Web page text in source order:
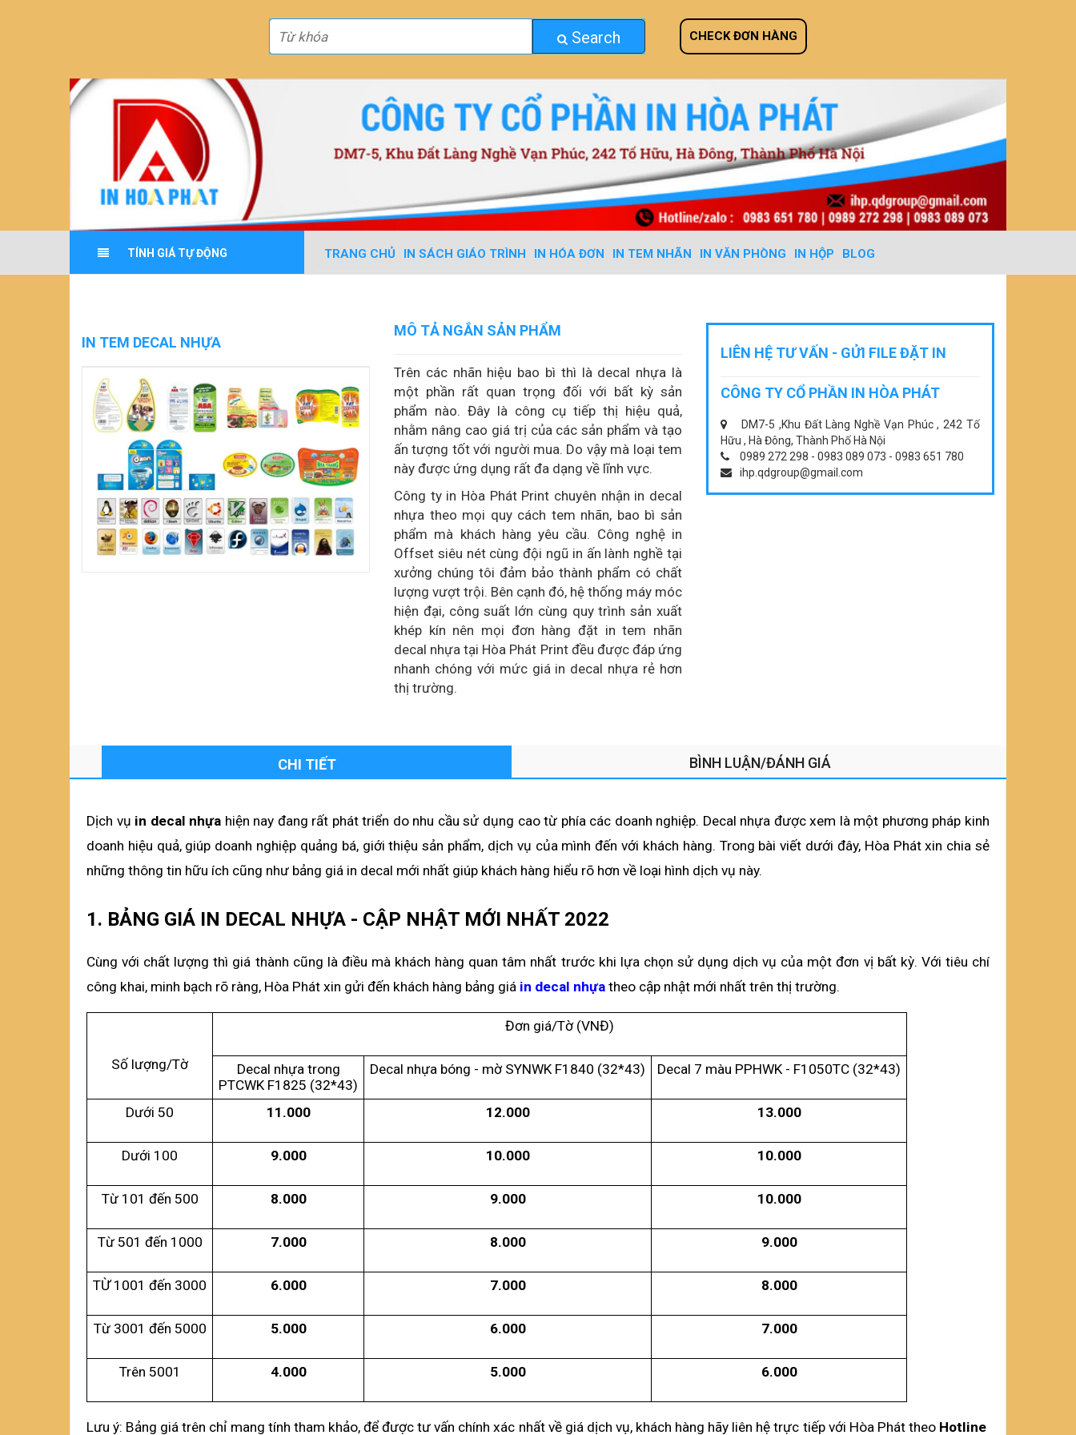
Search CHECK ĐƠN HÀNG
TÍNH GIÁ TỰ ĐỘNG TRANG CHỦ IN SÁCH GIÁO TRÌNH IN HÓA ĐƠN IN TEM NHÃN IN VĂN PHÒNG IN HỘP BLOG
IN TEM DECAL NHỰA
MÔ TẢ NGẮN SẢN PHẨM
Trên các nhãn hiệu bao bì thì là decal nhựa là
một phần rất quan trọng đối với bất kỳ sản
phẩm nào. Đây là công cụ tiếp thị hiệu quả,
nhằm nâng cao giá trị của các sản phẩm và tạo
ấn tượng tốt với người mua. Do vậy mà loại tem
này được ứng dụng rất đa dạng về lĩnh vực.
Công ty in Hòa Phát Print chuyên nhận in decal
nhựa theo mọi quy cách tem nhãn, bao bì sản
phẩm mà khách hàng yêu cầu. Công nghệ in
Offset siêu nét cùng đội ngũ in ấn lành nghề tại
xưởng chúng tôi đảm bảo thành phẩm có chất
lượng vượt trội. Bên cạnh đó, hệ thống máy móc
hiện đại, công suất lớn cùng quy trình sản xuất
khép kín nên mọi đơn hàng đặt in tem nhãn
decal nhựa tại Hòa Phát Print đều được đáp ứng
nhanh chóng với mức giá in decal nhựa rẻ hơn
thị trường.
LIÊN HỆ TƯ VẤN - GỬI FILE ĐẶT IN
CÔNG TY CỔ PHẦN IN HÒA PHÁT
DM7-5 ,Khu Đất Làng Nghề Vạn Phúc , 242 Tố
Hữu , Hà Đông, Thành Phố Hà Nội
0989 272 298 - 0983 089 073 - 0983 651 780
ihp.qdgroup@gmail.com
CHI TIẾT BÌNH LUẬN/ĐÁNH GIÁ
Dịch vụ in decal nhựa hiện nay đang rất phát triển do nhu cầu sử dụng cao từ phía các doanh nghiệp. Decal nhựa được xem là một phương pháp kinh
doanh hiệu quả, giúp doanh nghiệp quảng bá, giới thiệu sản phẩm, dịch vụ của mình đến với khách hàng. Trong bài viết dưới đây, Hòa Phát xin chia sẻ
những thông tin hữu ích cũng như bảng giá in decal mới nhất giúp khách hàng hiểu rõ hơn về loại hình dịch vụ này.
1. BẢNG GIÁ IN DECAL NHỰA - CẬP NHẬT MỚI NHẤT 2022
Cùng với chất lượng thì giá thành cũng là điều mà khách hàng quan tâm nhất trước khi lựa chọn sử dụng dịch vụ của một đơn vị bất kỳ. Với tiêu chí
công khai, minh bạch rõ ràng, Hòa Phát xin gửi đến khách hàng bảng giá in decal nhựa theo cập nhật mới nhất trên thị trường.
Số lượng/Tờ
Đơn giá/Tờ (VNĐ)
Decal nhựa trong
PTCWK F1825 (32*43)
Decal nhựa bóng - mờ SYNWK F1840 (32*43) Decal 7 màu PPHWK - F1050TC (32*43)
Dưới 50 11.000 12.000 13.000
Dưới 100 9.000 10.000 10.000
Từ 101 đến 500 8.000 9.000 10.000
Từ 501 đến 1000 7.000 8.000 9.000
TỪ 1001 đến 3000 6.000 7.000 8.000
Từ 3001 đến 5000 5.000 6.000 7.000
Trên 5001 4.000 5.000 6.000
Lưu ý: Bảng giá trên chỉ mang tính tham khảo, để được tư vấn chính xác nhất về giá dịch vụ, khách hàng hãy liên hệ trực tiếp với Hòa Phát theo Hotline